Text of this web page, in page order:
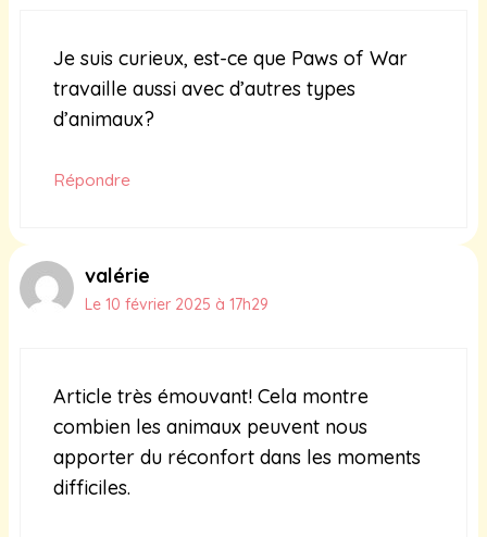
Je suis curieux, est-ce que Paws of War
travaille aussi avec d’autres types
d’animaux?
Répondre
valérie
Le 10 février 2025 à 17h29
Article très émouvant! Cela montre
combien les animaux peuvent nous
apporter du réconfort dans les moments
difficiles.